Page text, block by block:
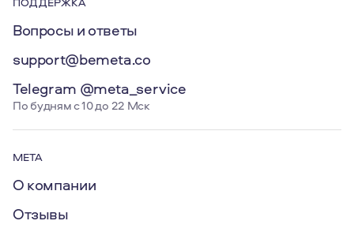
Вопросы и ответы
support@bemeta.co
Telegram @meta_service
По будням с 10 до 22 Мск
МЕТА
О компании
Отзывы